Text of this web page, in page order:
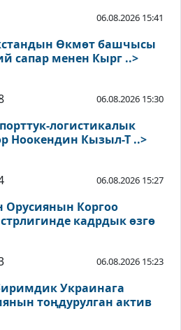
06.08.2026 15:41
Өкмөт башчысы
сапар менен Кырг ..>
06.08.2026 15:30
логистикалык
Ноокендин Кызыл-Т ..>
06.08.2026 15:27
Орусиянын Коргоо
кадрдык өзгө
06.08.2026 15:23
Украинага
тоңдурулган актив